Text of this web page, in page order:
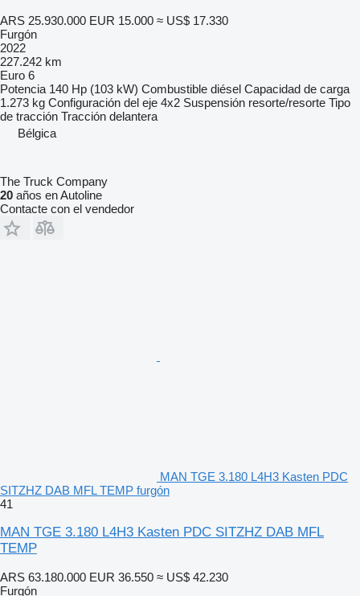
ARS 25.930.000 EUR 15.000 ≈ US$ 17.330
Furgón
2022
227.242 km
Euro 6
Potencia 140 Hp (103 kW) Combustible diésel Capacidad de carga
1.273 kg Configuración del eje 4x2 Suspensión resorte/resorte Tipo
de tracción Tracción delantera
Bélgica
The Truck Company
20 años en Autoline
Contacte con el vendedor
MAN TGE 3.180 L4H3 Kasten PDC
SITZHZ DAB MFL TEMP furgón
41
MAN TGE 3.180 L4H3 Kasten PDC SITZHZ DAB MFL
TEMP
ARS 63.180.000 EUR 36.550 ≈ US$ 42.230
Furgón